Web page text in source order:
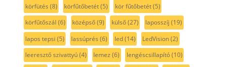
körfütés (8) körfűtőbetét(5) kör fűtőbetét(5)
körfűtőszál (6) középső(9) külső(27) laposszíj (19)
lapos tepsi (5) lassúprés (6) led(14) LedVision(2)
leeresztő szivattyú(4) lemez (6) lengéscsillapító(10)